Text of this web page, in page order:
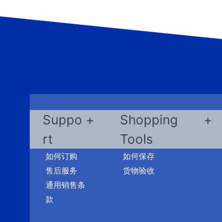
Suppo
rt
如何订购
售后服务
通用销售条
款
Shopping
Tools
如何保存
货物验收